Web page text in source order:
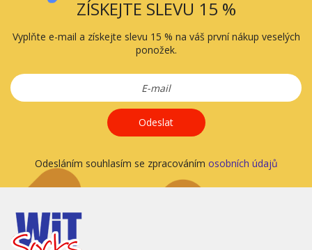
ZÍSKEJTE SLEVU 15 %
Vyplňte e-mail a získejte slevu 15 % na váš první nákup veselých
ponožek.
Odeslat
Odesláním souhlasím se zpracováním osobních údajů